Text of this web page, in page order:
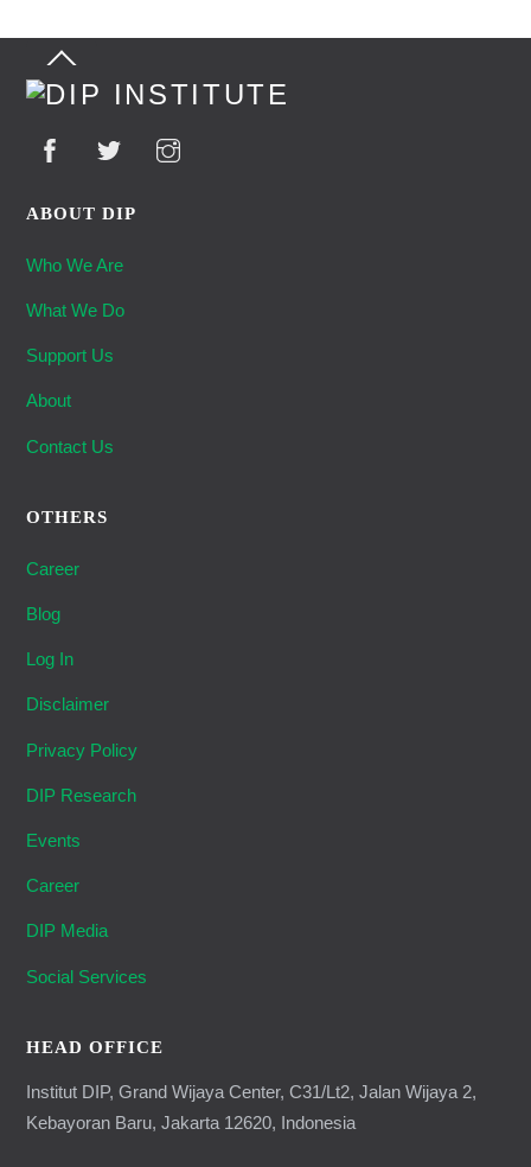
Back
Top
ABOUT DIP
Who We Are
What We Do
Support Us
About
Contact Us
OTHERS
Career
Blog
Log In
Disclaimer
Privacy Policy
DIP Research
Events
Career
DIP Media
Social Services
HEAD OFFICE
Institut DIP, Grand Wijaya Center, C31/Lt2, Jalan Wijaya 2,
Kebayoran Baru, Jakarta 12620, Indonesia